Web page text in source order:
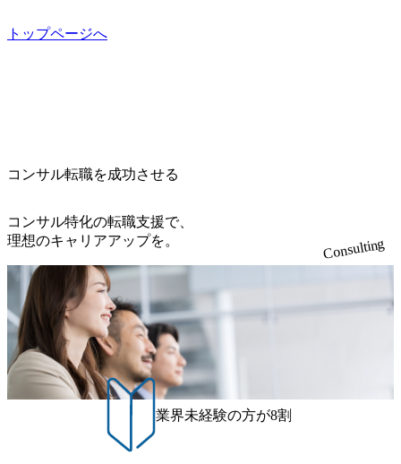
流での現状分析、顧客ヒアリング、戦略策定、技術選定、
ルティング領域)から参画いただきます。 課題選定から顧客
だきます。 アジャイル開発を通じて顧客の要望や提案を柔
軟に取り入れながら改善サイクルを回すため、ご自身の提
案がサービスに直接反映されやすく、高い貢献度を実感で
きます。 ● 勤務地 東京都渋谷区渋谷3丁目6-7 渋谷金王タワ
ー 事業所内禁煙(入居する施設に喫煙専用室あり) ・就業規
則により就業時間内の喫煙を全面的に禁止 ・禁煙サポート
制度あり オンライン ● 必須要件 以下いずれかのご経験をお
持ちの方 ・システム・ソフトウェア開発経験3年以上 ・要
件定義～基本設計など上流経験2年以上 ・PMO経験2年以上
● 歓迎要件 ・要件定義から詳細設計までのいずれかの上流
工程の経験 ・サブリーダー以上のマネジメント経験 ・お客
様との折衝経験、交渉経験 ・組織課題に対して主体的に業
務改善に取り組まれたご経験 ・アジャイル/スクラムへの興
ーケットプレイス」が存在し、本ツールを活用で上司の引
職率も21.8%（2023年12月時点）とフレキシブルな働き方を
③12時開始 2026年8月10日(月) 16:00 各回50分程度を想定 オ
ンライン 書類選考通過者
w.businessinsider.jp/post-283587) アサヒグループホールディン
ンサルティング会社となり、今後も成長性が大きくみられ
社時に10日間の間みっちりとコンサルの基礎を支援)を魅力
に感じ、他Big4ではなくアビームを選ぶ方も多数 アビーム
といえばSAPをはじめとしたシステム、とイメージされる
こともあるが実態としては経営戦略策定や新規事業立案な
どのトップラインを上げるための戦略案件も多く存在 特に
スポーツ&エンターテイメント領域ではBig4に先んじて注力
し、業界内で大きな存在感を誇る 社員の多様化する生活ス
タイルやライフイベントに対応した働きやすい職場環境を
実現するため、さまざまなサポート制度を導入している 多
文化理解や女性の活躍推進などの取り組み、また、フレッ
クス制度やフリーロケーション制度、フルリモート制度な
どの多様な働き方をサポートする制度が整備されている 202
6年8月23日(日) 9:00～18:00終了 2026年8月12日(水) 16:00 202
（真北）という言葉がよくつかわれる。針が少し東に傾い
外オフィスへのトランスファー制度などが充実している。
東京オフィスに来るグローバルメンバーも多く、グローバ
れており、これまで多くのNPO・NGOなどの非営利団体に
無償でコンサルティングを提供している。 2026年8月29日
(土) の対面Kick-offイベントを皮切りに1か月程度のプログラ
ム ※初回プログラム : 8月29日(土)10:00～13:30 2026年8月12
日(水) 16:00 Bain & Company Tokyoでは、「Tokyo Be Bold Pr
ogram (女性候補者向け選考支援プログラム)」を実施いたし
ます。クライアントに斬新なソリューションを提供し、複
雑な経営課題を解決するために、チームのダイバーシティ
は欠かせません。是非、ユニークな視点と高い志を持つ女
性の皆様に多数ご参画頂きたいと考え、プログラムを開催
性はどのように活躍をしているのか」、「ケース面接の経
験がなく対策の仕方が知りたい」などのお声をたくさんい
トップページへ
コンサル転職を成功させる
コンサル特化の転職支援で、
理想のキャリアアップを。
Consulting
業界未経験の方が8割